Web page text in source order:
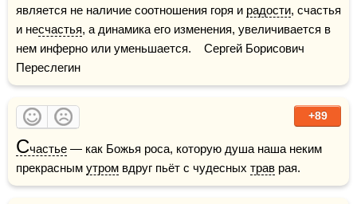
является не наличие соотношения горя и радости, счастья
и несчастья, а динамика его изменения, увеличивается в
нем инферно или уменьшается.    Сергей Борисович
Переслегин
+89
Счастье — как Божья роса, которую душа наша неким
прекрасным утром вдруг пьёт с чудесных трав рая.